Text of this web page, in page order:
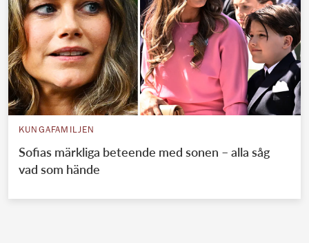
KUNGAFAMILJEN
Sofias märkliga beteende med sonen – alla såg
vad som hände